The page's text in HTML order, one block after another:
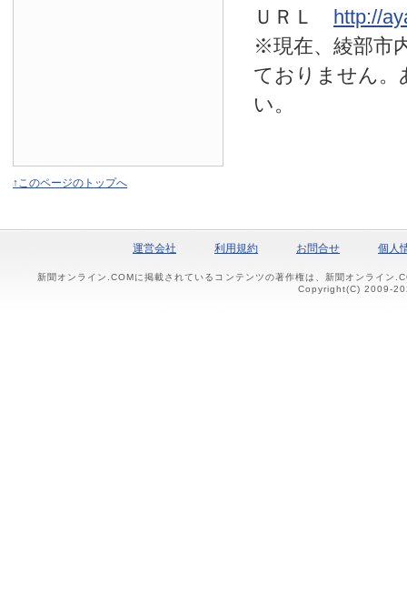
ＵＲＬ http://
※現在、綾部市
ておりません。
い。
↑このページのトップへ
運営会社 利用規約 お問合せ 個人
新聞オンライン.COMに掲載されているコンテンツの著作権は、新聞オンライン
Copyright(C) 2009-